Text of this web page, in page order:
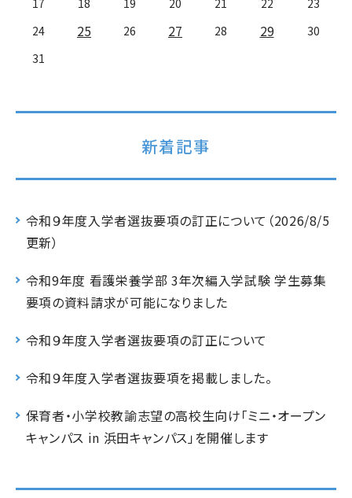
17
18 19 20 21 22
23
24
25 26 27 28 29
30
31
新着記事
令和９年度入学者選抜要項の訂正について（2026/8/5
更新）
令和9年度 看護栄養学部 3年次編入学試験 学生募集
要項の資料請求が可能になりました
令和９年度入学者選抜要項の訂正について
令和９年度入学者選抜要項を掲載しました。
保育者・小学校教諭志望の高校生向け「ミニ・オープン
キャンパス in 浜田キャンパス」を開催します